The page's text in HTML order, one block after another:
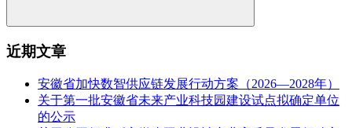
近期文章
安徽省加快数智供应链发展行动方案（2026—2028年）
关于第一批安徽省未来产业科技园建设试点拟确定单位
的公示